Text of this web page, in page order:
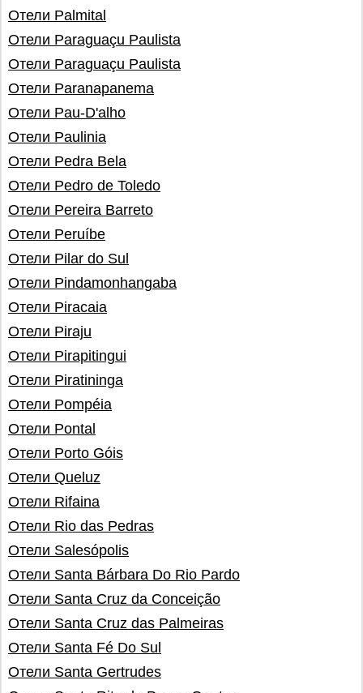
Отели Palmital
Отели Paraguaçu Paulista
Отели Paraguaçu Paulista
Отели Paranapanema
Отели Pau-D'alho
Отели Paulinia
Отели Pedra Bela
Отели Pedro de Toledo
Отели Pereira Barreto
Отели Peruíbe
Отели Pilar do Sul
Отели Pindamonhangaba
Отели Piracaia
Отели Piraju
Отели Pirapitingui
Отели Piratininga
Отели Pompéia
Отели Pontal
Отели Porto Góis
Отели Queluz
Отели Rifaina
Отели Rio das Pedras
Отели Salesópolis
Отели Santa Bárbara Do Rio Pardo
Отели Santa Cruz da Conceição
Отели Santa Cruz das Palmeiras
Отели Santa Fé Do Sul
Отели Santa Gertrudes